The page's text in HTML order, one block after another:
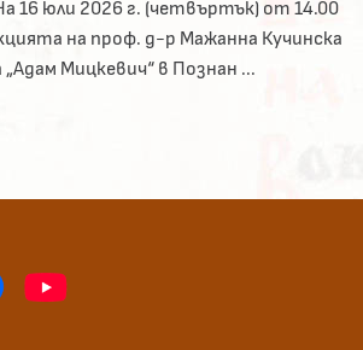
16 юли 2026 г. (четвъртък) от 14.00
на проф. д-р Мажанна Кучинска
Мицкевич“ в Познан ...